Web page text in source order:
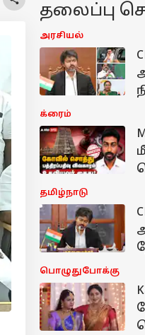
தலைப்பு
அரசியல்
க்ரைம்
தமிழ்நாடு
பொழுதுபோக்கு